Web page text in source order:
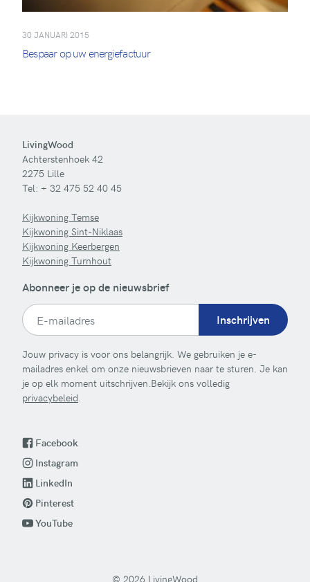
30 JANUARI 2015
Bespaar op uw energiefactuur
LivingWood
Achterstenhoek 42
2275 Lille
Tel: + 32 475 52 40 45
Kijkwoning Temse
Kijkwoning Sint-Niklaas
Kijkwoning Keerbergen
Kijkwoning Turnhout
Abonneer je op de nieuwsbrief
Inschrijven
Jouw privacy is voor ons belangrijk. We gebruiken je e-
mailadres enkel om onze nieuwsbrieven naar te sturen. Je kan
je op elk moment uitschrijven.Bekijk ons volledig
privacybeleid
Facebook
Instagram
LinkedIn
Pinterest
YouTube
© 2026 LivingWood